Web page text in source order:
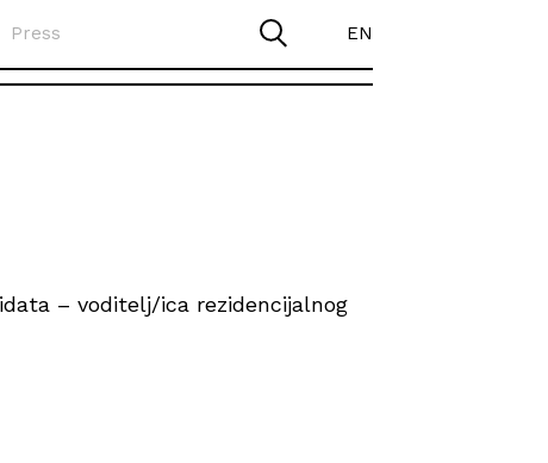
Press EN
– voditelj/ica rezidencijalnog